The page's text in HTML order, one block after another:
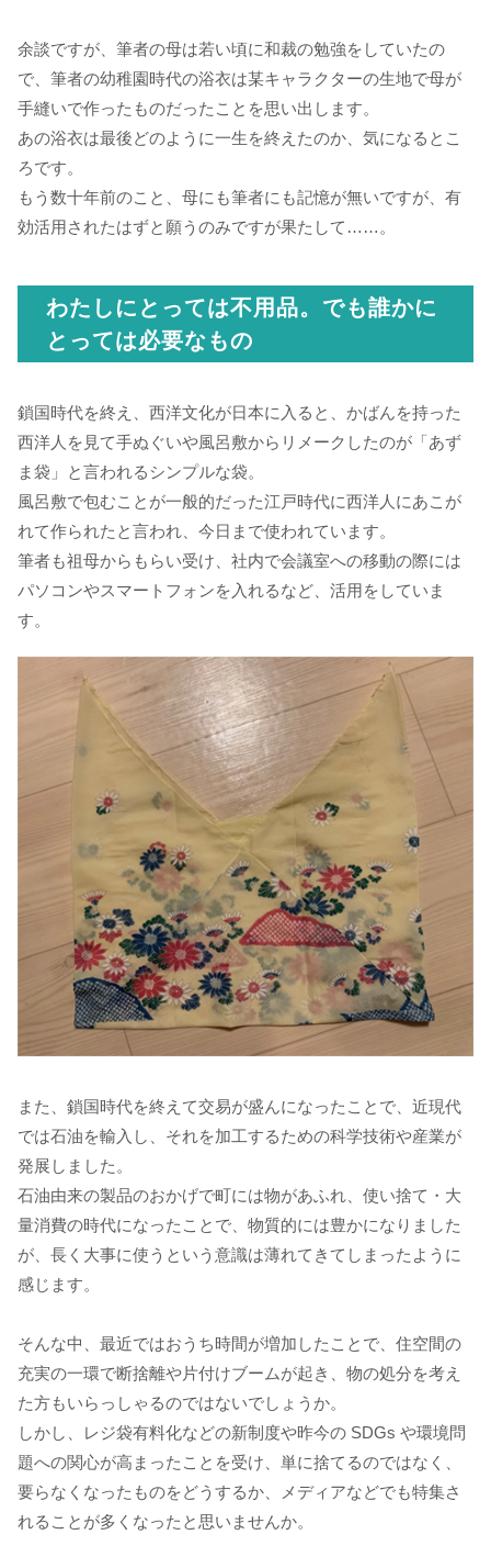
余談ですが、筆者の母は若い頃に和裁の勉強をしていたの
で、筆者の幼稚園時代の浴衣は某キャラクターの生地で母が
手縫いで作ったものだったことを思い出します。
あの浴衣は最後どのように一生を終えたのか、気になるとこ
ろです。
もう数十年前のこと、母にも筆者にも記憶が無いですが、有
効活用されたはずと願うのみですが果たして……。
わたしにとっては不用品。でも誰かに
とっては必要なもの
鎖国時代を終え、西洋文化が日本に入ると、かばんを持った
西洋人を見て手ぬぐいや風呂敷からリメークしたのが「あず
ま袋」と言われるシンプルな袋。
風呂敷で包むことが一般的だった江戸時代に西洋人にあこが
れて作られたと言われ、今日まで使われています。
筆者も祖母からもらい受け、社内で会議室への移動の際には
パソコンやスマートフォンを入れるなど、活用をしていま
す。
また、鎖国時代を終えて交易が盛んになったことで、近現代
では石油を輸入し、それを加工するための科学技術や産業が
発展しました。
石油由来の製品のおかげで町には物があふれ、使い捨て・大
量消費の時代になったことで、物質的には豊かになりました
が、長く大事に使うという意識は薄れてきてしまったように
感じます。
そんな中、最近ではおうち時間が増加したことで、住空間の
充実の一環で断捨離や片付けブームが起き、物の処分を考え
た方もいらっしゃるのではないでしょうか。
しかし、レジ袋有料化などの新制度や昨今の SDGs や環境問
題への関心が高まったことを受け、単に捨てるのではなく、
要らなくなったものをどうするか、メディアなどでも特集さ
れることが多くなったと思いませんか。